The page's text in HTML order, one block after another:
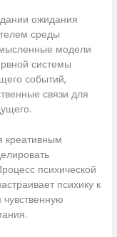
ожидания
среды
модели
системы
событий,
связи для
креативным
психической
психику к